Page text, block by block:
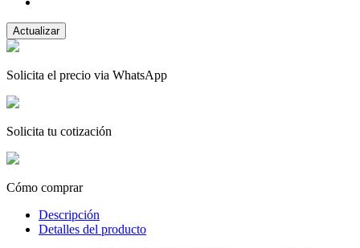
Solicita el precio via WhatsApp
Solicita tu cotización
Cómo comprar
Descripción
Detalles del producto